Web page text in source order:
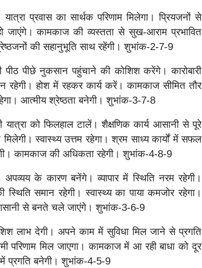
यात्रा प्रवास का सार्थक परिणाम मिलेगा। प्रियजनों से
जाएंगे। कामकाज की व्यस्तता से सुख-आराम प्रभावित
की सहानुभूति साथ रहेंगी। शुभांक-2-7-9
पीछे नुकसान पहुंचाने की कोशिश करेंगे। कारोबारी
रहेगी। होश में रहकर कार्य करें। कामकाज सीमित तौर
आत्मीय श्रेष्ठता बनेगी। शुभांक-3-7-8
यात्रा को फिलहाल टालें। शैक्षणिक कार्य आसानी से पूरे
स्वास्थ्य उत्तम रहेगा। श्रम साध्य कार्यों में सफल
कामकाज की अधिकता रहेगी। शुभांक-4-8-9
के कारण बनेंगे। व्यापार में स्थिति नरम रहेगी।
समान रहेगी। स्वास्थ्य का पाया कमजोर रहेगा।
से बनते चले जाएंगे। शुभांक-3-6-9
लाभ देगी। अपने काम में सुविधा मिल जाने से प्रगति
परिणाम मिल जाएगा। कामकाज में आ रही बाधा को दूर
प्रगति बनेगी। शुभांक-4-5-9